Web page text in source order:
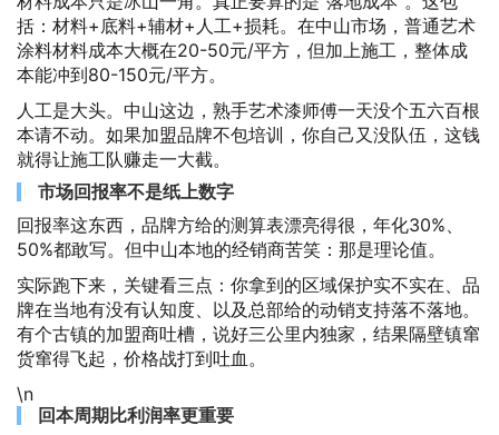
括：材料+底料+辅材+人工+损耗。在中山市场，普通艺术
涂料材料成本大概在20-50元/平方，但加上施工，整体成
本能冲到80-150元/平方。
人工是大头。中山这边，熟手艺术漆师傅一天没个五六百根
本请不动。如果加盟品牌不包培训，你自己又没队伍，这钱
就得让施工队赚走一大截。
市场回报率不是纸上数字
回报率这东西，品牌方给的测算表漂亮得很，年化30%、
50%都敢写。但中山本地的经销商苦笑：那是理论值。
实际跑下来，关键看三点：你拿到的区域保护实不实在、品
牌在当地有没有认知度、以及总部给的动销支持落不落地。
有个古镇的加盟商吐槽，说好三公里内独家，结果隔壁镇窜
货窜得飞起，价格战打到吐血。
\n
回本周期比利润率更重要